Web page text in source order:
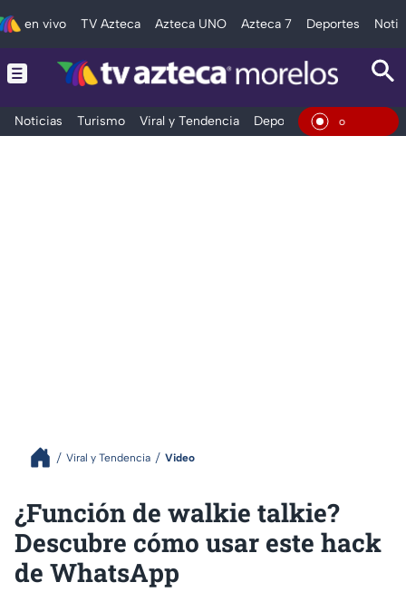
en vivo TV Azteca Azteca UNO Azteca 7 Deportes
Noticias Turismo Viral y Tendencia Deportes Espectáculos
En
Viral y Tendencia Video
¿Función de walkie talkie?
Descubre cómo usar este hack
de WhatsApp